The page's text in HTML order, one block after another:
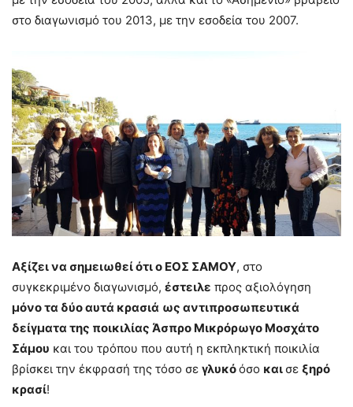
στο διαγωνισμό του 2013, με την εσοδεία του 2007.
Αξίζει να σημειωθεί ότι ο ΕΟΣ ΣΑΜΟΥ, στο
συγκεκριμένο διαγωνισμό, έστειλε προς αξιολόγηση
μόνο τα δύο αυτά κρασιά ως αντιπροσωπευτικά
δείγματα της ποικιλίας Άσπρο Μικρόρωγο Μοσχάτο
Σάμου και του τρόπου που αυτή η εκπληκτική ποικιλία
βρίσκει την έκφρασή της τόσο σε γλυκόόσο και σε ξηρό
κρασί!